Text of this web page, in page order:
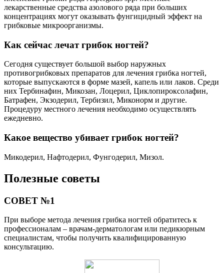
лекарственные средства азолового ряда при больших
концентрациях могут оказывать фунгицидный эффект на
грибковые микроорганизмы.
Как сейчас лечат грибок ногтей?
Сегодня существует большой выбор наружных
противогрибковых препаратов для лечения грибка ногтей,
которые выпускаются в форме мазей, капель или лаков. Среди
них Тербинафин, Микозан, Лоцерил, Циклопироксолафин,
Батрафен, Экзодерил, Тербизил, Миконорм и другие.
Процедуру местного лечения необходимо осуществлять
ежедневно.
Какое вещество убивает грибок ногтей?
Микодерил, Нафтодерил, Фунгодерил, Мизол.
Полезные советы
СОВЕТ №1
При выборе метода лечения грибка ногтей обратитесь к
профессионалам – врачам-дерматологам или педикюрным
специалистам, чтобы получить квалифицированную
консультацию.